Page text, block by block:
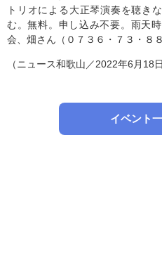
トリオによる大正琴演奏を聴き
む。無料。申し込み不要。雨天
会、畑さん（０７３６・７３・８
（ニュース和歌山／2022年6月18
イベント